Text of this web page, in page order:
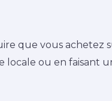
que vous achetez
ou en faisant